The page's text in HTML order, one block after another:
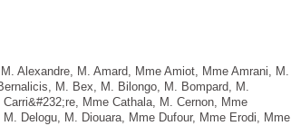
Alexandre, M. Amard, Mme Amiot, Mme Amrani, M.
M. Bex, M. Bilongo, M. Bompard, M.
Mme Cathala, M. Cernon, Mme
Delogu, M. Diouara, Mme Dufour, Mme Erodi, Mme